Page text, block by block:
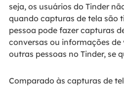
seja, os usuários do Tinder
quando capturas de tela são
pessoa pode fazer capturas
conversas ou informações
outras pessoas no Tinder, se
Comparado às capturas de